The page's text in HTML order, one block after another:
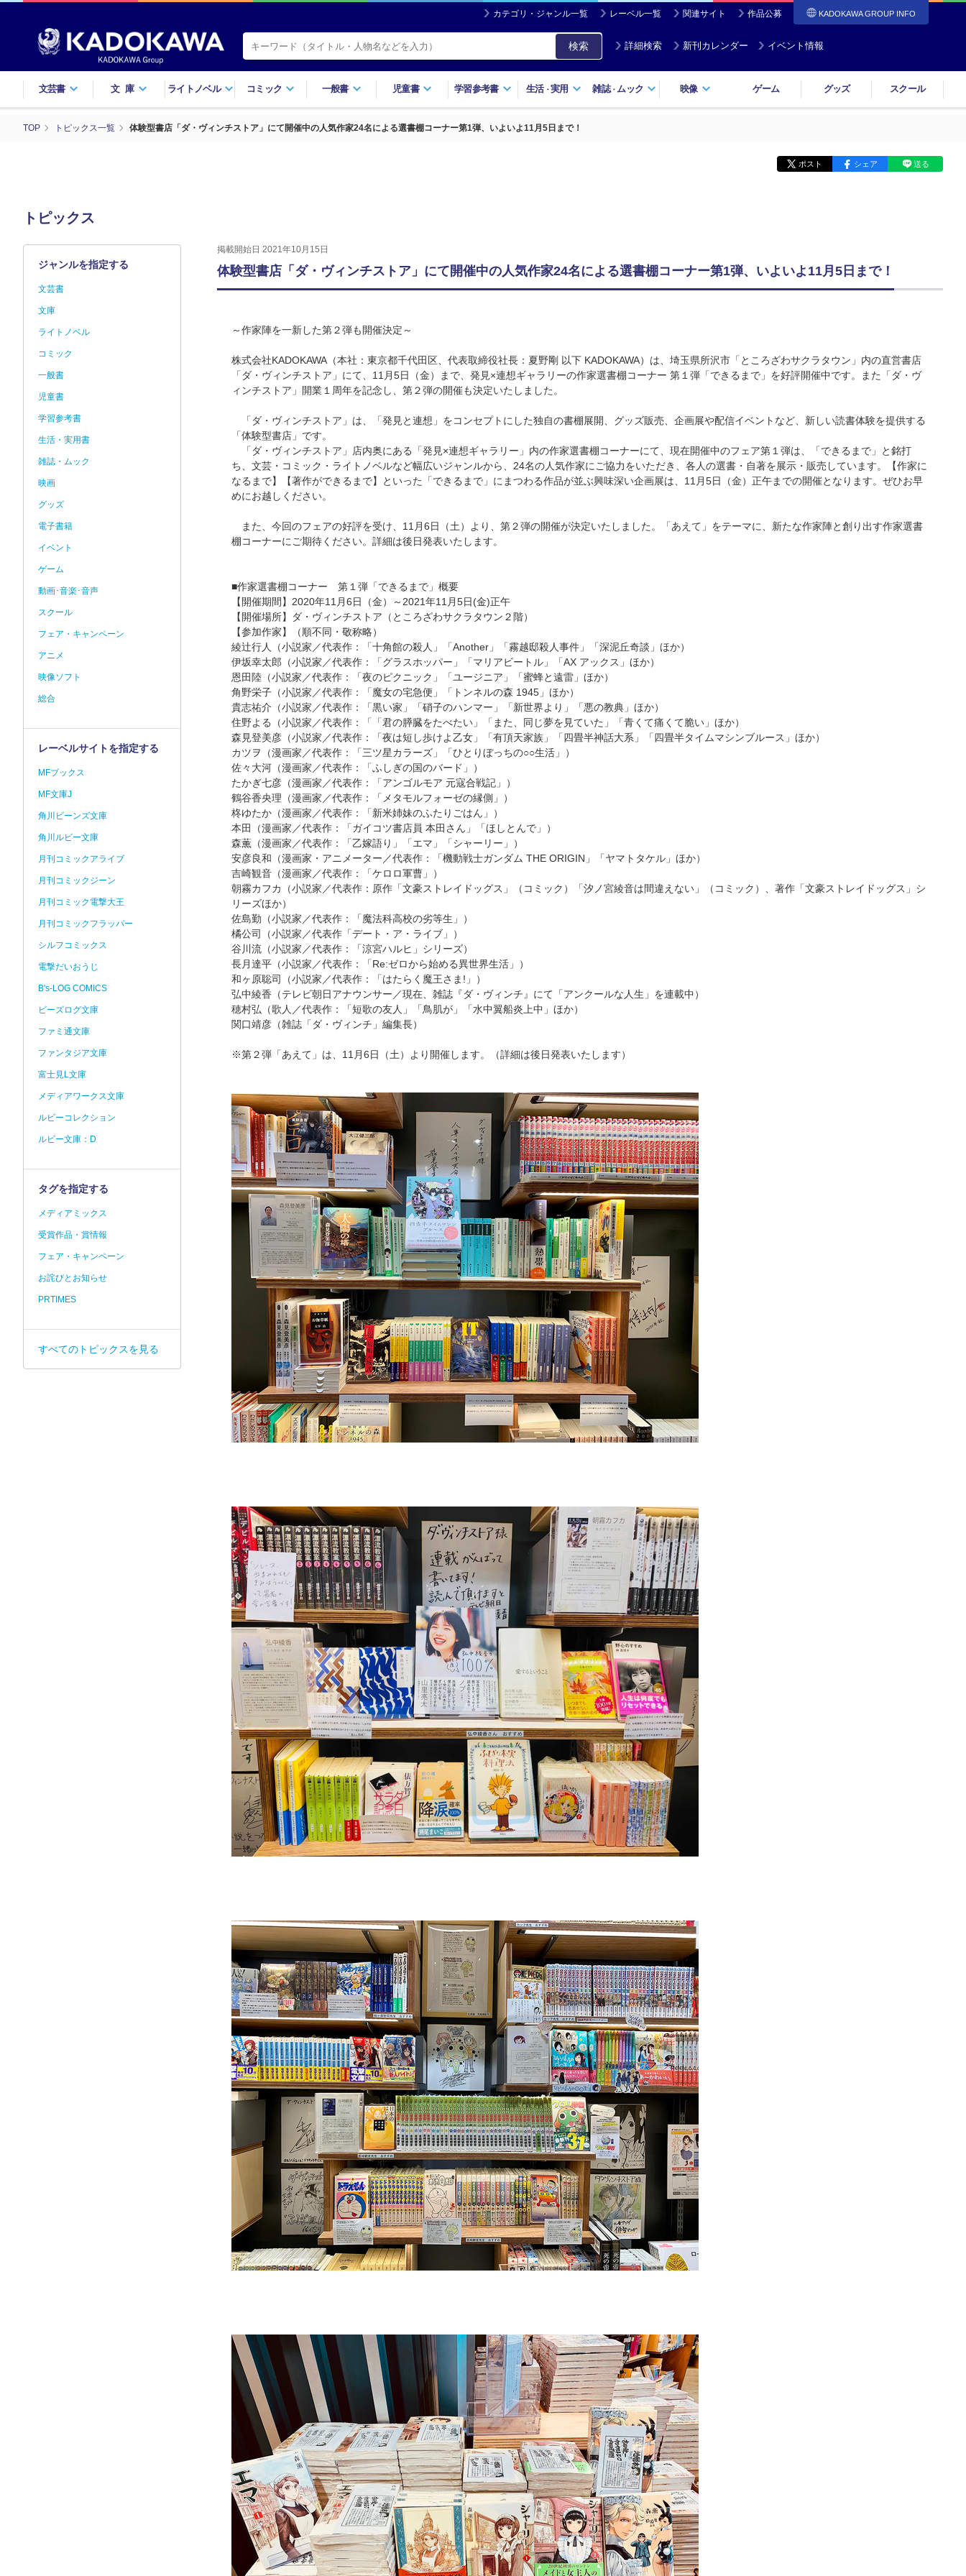
カテゴリ・ジャンル一覧 レーベル一覧 関連サイト 作品公募 KADOKAWA GROUP INFO
検索 詳細検索 新刊カレンダー イベント情報
文芸書 文庫 ライトノベル コミック 一般書 児童書 学習参考書 生活・実用 雑誌・ ムック 映像 ゲーム グッズ スクール
TOP トピックス一覧 体験型書店「ダ・ヴィンチストア」にて開催中の人気作家24名による選書棚コーナー第1弾、いよいよ11月5日まで！
ポスト シェア 送る
トピックス
掲載開始日 2021年10月15日
体験型書店「ダ・ヴィンチストア」にて開催中の人気作家24名による選書棚コーナー第1弾、いよいよ11月5日まで！
～作家陣を一新した第２弾も開催決定～
株式会社KADOKAWA（本社：東京都千代田区、代表取締役社長：夏野剛 以下 KADOKAWA）は、埼玉県所沢市「ところざわサクラタウン」内の直営書店
「ダ・ヴィンチストア」にて、11月5日（金）まで、発見×連想ギャラリーの作家選書棚コーナー 第１弾「できるまで」を好評開催中です。また「ダ・ヴ
ィンチストア」開業１周年を記念し、第２弾の開催も決定いたしました。
「ダ・ヴィンチストア」は、「発見と連想」をコンセプトにした独自の書棚展開、グッズ販売、企画展や配信イベントなど、新しい読書体験を提供する
「体験型書店」です。
「ダ・ヴィンチストア」店内奥にある「発見×連想ギャラリー」内の作家選書棚コーナーにて、現在開催中のフェア第１弾は、「できるまで」と銘打
ち、文芸・コミック・ライトノベルなど幅広いジャンルから、24名の人気作家にご協力をいただき、各人の選書・自著を展示・販売しています。【作家に
なるまで】【著作ができるまで】といった「できるまで」にまつわる作品が並ぶ興味深い企画展は、11月5日（金）正午までの開催となります。ぜひお早
めにお越しください。
また、今回のフェアの好評を受け、11月6日（土）より、第２弾の開催が決定いたしました。「あえて」をテーマに、新たな作家陣と創り出す作家選書
棚コーナーにご期待ください。詳細は後日発表いたします。
■作家選書棚コーナー 第１弾「できるまで」概要
【開催期間】2020年11月6日（金）～2021年11月5日(金)正午
【開催場所】ダ・ヴィンチストア（ところざわサクラタウン２階）
【参加作家】（順不同・敬称略）
綾辻行人（小説家／代表作：「十角館の殺人」「Another」「霧越邸殺人事件」「深泥丘奇談」ほか）
伊坂幸太郎（小説家／代表作：「グラスホッパー」「マリアビートル」「AX アックス」ほか）
恩田陸（小説家／代表作：「夜のピクニック」「ユージニア」「蜜蜂と遠雷」ほか）
角野栄子（小説家／代表作：「魔女の宅急便」「トンネルの森 1945」ほか）
貴志祐介（小説家／代表作：「黒い家」「硝子のハンマー」「新世界より」「悪の教典」ほか）
住野よる（小説家／代表作：「「君の膵臓をたべたい」「また、同じ夢を見ていた」「青くて痛くて脆い」ほか）
森見登美彦（小説家／代表作：「夜は短し歩けよ乙女」「有頂天家族」「四畳半神話大系」「四畳半タイムマシンブルース」ほか）
カツヲ（漫画家／代表作：「三ツ星カラーズ」「ひとりぼっちの○○生活」）
佐々大河（漫画家／代表作：「ふしぎの国のバード」）
たかぎ七彦（漫画家／代表作：「アンゴルモア 元寇合戦記」）
鶴谷香央理（漫画家／代表作：「メタモルフォーゼの縁側」）
柊ゆたか（漫画家／代表作：「新米姉妹のふたりごはん」）
本田（漫画家／代表作：「ガイコツ書店員 本田さん」「ほしとんで」）
森薫（漫画家／代表作：「乙嫁語り」「エマ」「シャーリー」）
安彦良和（漫画家・アニメーター／代表作：「機動戦士ガンダム THE ORIGIN」「ヤマトタケル」ほか）
吉崎観音（漫画家／代表作：「ケロロ軍曹」）
朝霧カフカ（小説家／代表作：原作「文豪ストレイドッグス」（コミック）「汐ノ宮綾音は間違えない」（コミック）、著作「文豪ストレイドッグス」シ
リーズほか）
佐島勤（小説家／代表作：「魔法科高校の劣等生」）
橘公司（小説家／代表作「デート・ア・ライブ」）
谷川流（小説家／代表作：「涼宮ハルヒ」シリーズ）
長月達平（小説家／代表作：「Re:ゼロから始める異世界生活」）
和ヶ原聡司（小説家／代表作：「はたらく魔王さま!」）
弘中綾香（テレビ朝日アナウンサー／現在、雑誌『ダ・ヴィンチ』にて「アンクールな人生」を連載中）
穂村弘（歌人／代表作：「短歌の友人」「鳥肌が」「水中翼船炎上中」ほか）
関口靖彦（雑誌「ダ・ヴィンチ」編集長）
※第２弾「あえて」は、11月6日（土）より開催します。（詳細は後日発表いたします）
ジャンルを指定する
文芸書
文庫
ライトノベル
コミック
一般書
児童書
学習参考書
生活・実用書
雑誌・ムック
映画
グッズ
電子書籍
イベント
ゲーム
動画･音楽･音声
スクール
フェア・キャンペーン
アニメ
映像ソフト
総合
レーベルサイトを指定する
MFブックス
MF文庫J
角川ビーンズ文庫
角川ルビー文庫
月刊コミックアライブ
月刊コミックジーン
月刊コミック電撃大王
月刊コミックフラッパー
シルフコミックス
電撃だいおうじ
B's-LOG COMICS
ビーズログ文庫
ファミ通文庫
ファンタジア文庫
富士見L文庫
メディアワークス文庫
ルビーコレクション
ルビー文庫：D
タグを指定する
メディアミックス
受賞作品・賞情報
フェア・キャンペーン
お詫びとお知らせ
PRTIMES
すべてのトピックスを見る